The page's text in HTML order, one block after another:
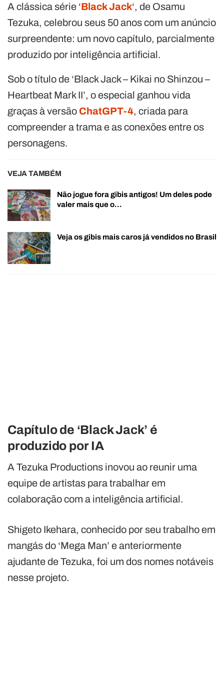
A clássica série ‘Black Jack‘, de Osamu
Tezuka, celebrou seus 50 anos com um anúncio
surpreendente: um novo capítulo, parcialmente
produzido por inteligência artificial.
Sob o título de ‘Black Jack – Kikai no Shinzou –
Heartbeat Mark II’, o especial ganhou vida
graças à versão ChatGPT-4, criada para
compreender a trama e as conexões entre os
personagens.
VEJA TAMBÉM
Não jogue fora gibis antigos! Um deles pode
valer mais que o…
Veja os gibis mais caros já vendidos no Brasil
Capítulo de ‘Black Jack’ é
produzido por IA
A Tezuka Productions inovou ao reunir uma
equipe de artistas para trabalhar em
colaboração com a inteligência artificial.
Shigeto Ikehara, conhecido por seu trabalho em
mangás do ‘Mega Man’ e anteriormente
ajudante de Tezuka, foi um dos nomes notáveis
nesse projeto.